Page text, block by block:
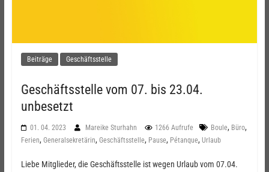
Beiträge Geschäftsstelle
Geschäftsstelle vom 07. bis 23.04.
unbesetzt
01. 04. 2023 Mareike Sturhahn 1266 Aufrufe Boule, Büro,
Ferien, Generalsekretärin, Geschäftsstelle, Pause, Pétanque, Urlaub
Liebe Mitglieder, die Geschäftsstelle ist wegen Urlaub vom 07.04.